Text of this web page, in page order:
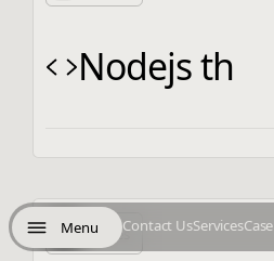
Menu Contact UsServices
Nodejs th
1 Articles